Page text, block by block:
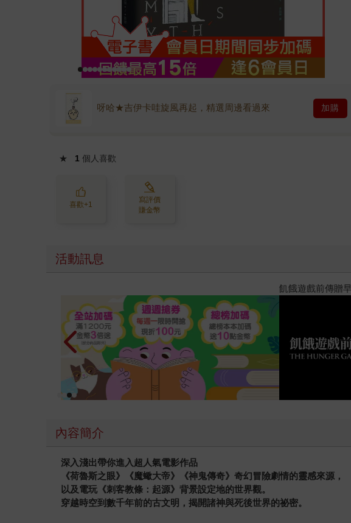
呀哈★吉伊卡哇旋風再起，精選周邊看過來 加購
★ 1 個人喜歡
喜歡+1
寫評價
賺金幣
活動訊息
內容簡介
深入淺出帶你進入超人氣電影作品
《荷魯斯之眼》《魔蠍大帝》《神鬼傳奇》奇幻冒險劇情的靈感來源，
以及電玩《刺客教條：起源》背景設定地的世界觀。
穿越時空到數千年前的古文明，揭開諸神與死後世界的祕密。